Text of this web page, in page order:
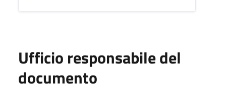
Ufficio responsabile del
documento